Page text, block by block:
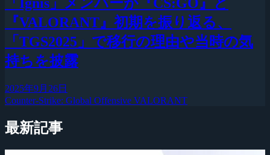
『VALORANT』初期を振り返る、
「TGS2025」で移行の理由や当時の気
持ちを披露
2025年9月26日
Counter-Strike: Global Offensive VALORANT
最新記事